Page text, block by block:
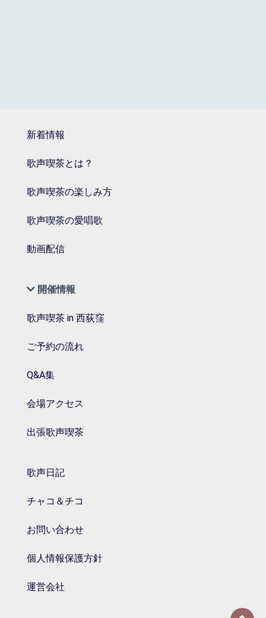
新着情報
歌声喫茶とは？
歌声喫茶の楽しみ方
歌声喫茶の愛唱歌
動画配信
開催情報
歌声喫茶 in 西荻窪
ご予約の流れ
Q&A集
会場アクセス
出張歌声喫茶
歌声日記
チャコ＆チコ
お問い合わせ
個人情報保護方針
運営会社